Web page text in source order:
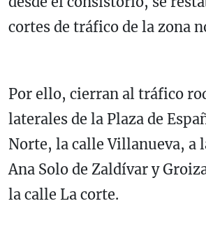
cortes de tráfico de la zona
Por ello, cierran al tráfico
laterales de la Plaza de
Norte, la calle Villanueva, a
Ana Solo de Zaldívar y
la calle La corte.